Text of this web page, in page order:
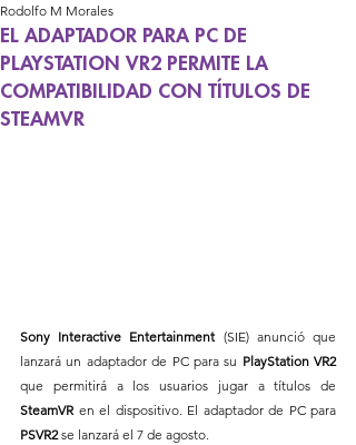
EL ADAPTADOR PARA PC DE
PLAYSTATION VR2 PERMITE LA
COMPATIBILIDAD CON TÍTULOS DE
STEAMVR
Rodolfo M Morales
Sony Interactive Entertainment (SIE) anunció que
lanzará un adaptador de PC para su
PlayStation VR2
SteamVR
PSVR2 se lanzará el 7 de agosto.